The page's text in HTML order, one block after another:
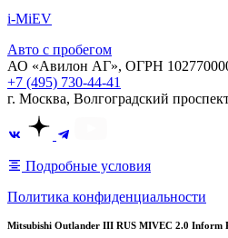
i-MiEV
Авто с пробегом
АО «Авилон АГ», ОГРН
+7 (495) 730-44-41
г. Москва, Волгоградский
Подробные условия
Политика конфиденциальности
Mitsubishi Outlander III RUS MIVEC 2.0 Inform